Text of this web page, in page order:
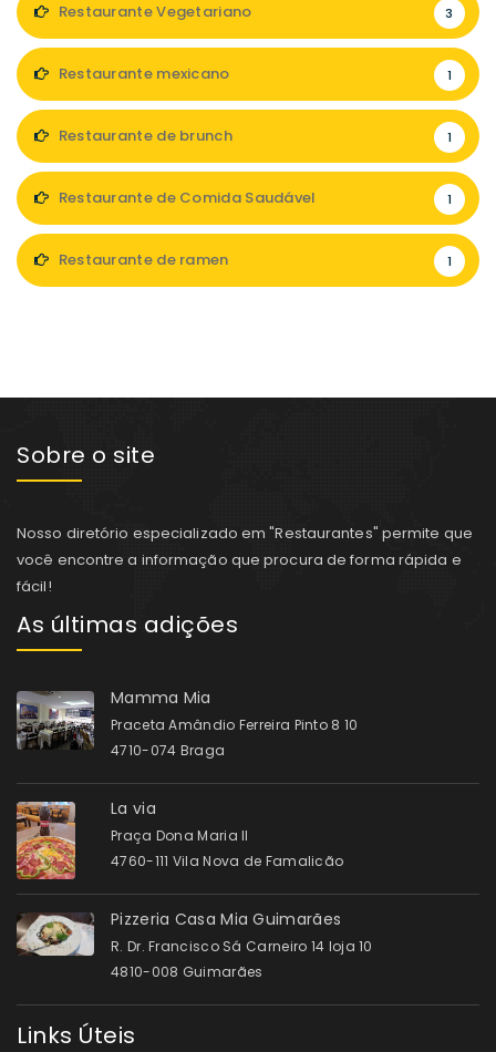
Restaurante Vegetariano 3
Restaurante mexicano 1
Restaurante de brunch 1
Restaurante de Comida Saudável 1
Restaurante de ramen 1
Sobre o site
Nosso diretório especializado em "Restaurantes" permite que
você encontre a informação que procura de forma rápida e
fácil!
As últimas adições
Mamma Mia
Praceta Amândio Ferreira Pinto 8 10
4710-074 Braga
La via
Praça Dona Maria II
4760-111 Vila Nova de Famalicão
Pizzeria Casa Mia Guimarães
R. Dr. Francisco Sá Carneiro 14 loja 10
4810-008 Guimarães
Links Úteis